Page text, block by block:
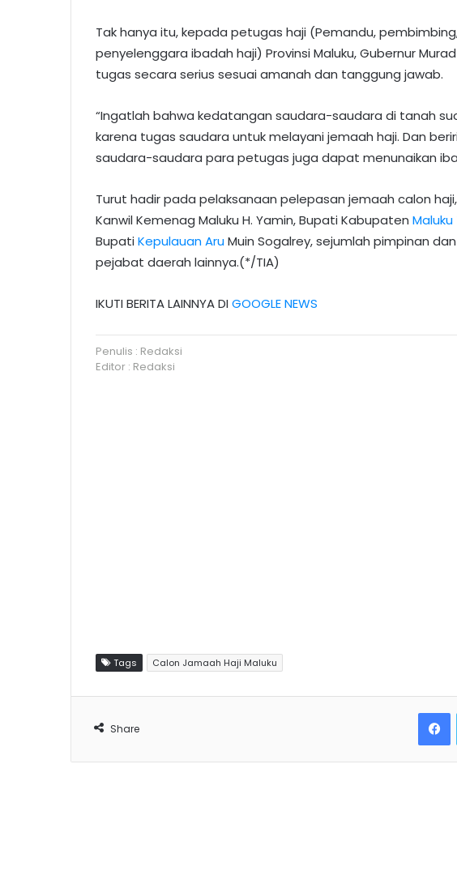
Tak hanya itu, kepada petugas haji (Pemandu,
penyelenggara ibadah haji) Provinsi Maluku, Gubernur
tugas secara serius sesuai amanah dan tanggung jawab.
“Ingatlah bahwa kedatangan saudara-saudara di tanah
karena tugas saudara untuk melayani jemaah haji. Dan
saudara-saudara para petugas juga dapat menunaikan
Turut hadir pada pelaksanaan pelepasan jemaah calon haji,
Kanwil Kemenag Maluku H. Yamin, Bupati Kabupaten
BupatiKepulauan AruMuin Sogalrey, sejumlah pimpinan
pejabat daerah lainnya.(*/TIA)
IKUTI BERITA LAINNYA DIGOOGLE NEWS
Penulis : Redaksi
Editor : Redaksi
Tags Calon Jamaah Haji Maluku
Share